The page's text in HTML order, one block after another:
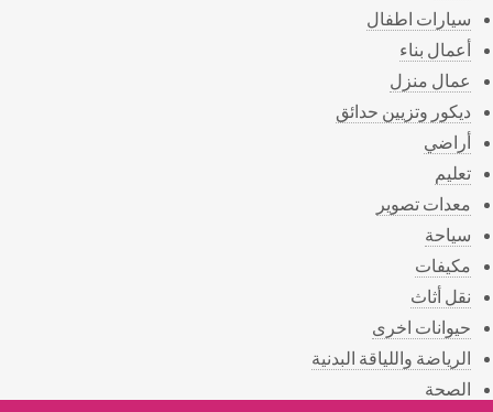
سيارات اطفال
أعمال بناء
عمال منزل
ديكور وتزيين حدائق
أراضي
تعليم
معدات تصوير
سياحة
مكيفات
نقل أثاث
حيوانات اخرى
الرياضة واللياقة البدنية
الصحة